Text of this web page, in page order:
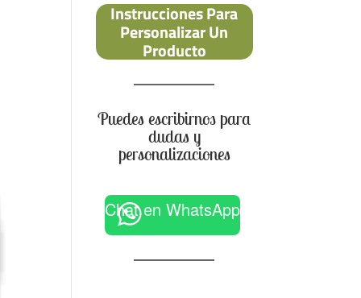
Instrucciones Para
Personalizar Un
Producto
Puedes escribirnos para
dudas y
personalizaciones
Chat en WhatsApp